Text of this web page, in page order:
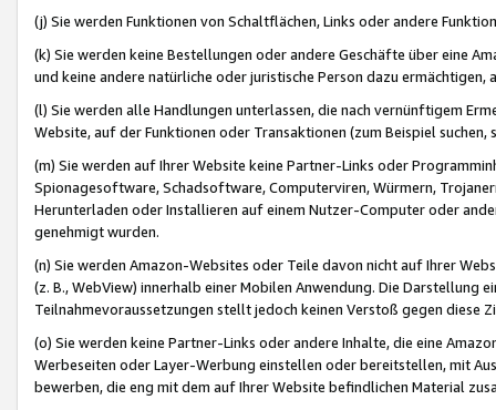
(j) Sie werden Funktionen von Schaltflächen, Links oder andere
(k) Sie werden keine Bestellungen oder andere Geschäfte über eine
und keine andere natürliche oder juristische Person dazu
(l) Sie werden alle Handlungen unterlassen, die nach vernünftigem
Website, auf der Funktionen oder Transaktionen (zum Beispiel
(m) Sie werden auf Ihrer Website keine Partner-Links oder
Spionagesoftware, Schadsoftware, Computerviren, Würmern,
Herunterladen oder Installieren auf einem Nutzer-Computer oder
genehmigt wurden.
(n) Sie werden Amazon-Websites oder Teile davon nicht auf Ihrer
(z. B., WebView) innerhalb einer Mobilen Anwendung. Die Darstellung
Teilnahmevoraussetzungen stellt jedoch keinen Verstoß gegen diese
(o) Sie werden keine Partner-Links oder andere Inhalte, die eine
Werbeseiten oder Layer-Werbung einstellen oder bereitstellen, mit
bewerben, die eng mit dem auf Ihrer Website befindlichen Material